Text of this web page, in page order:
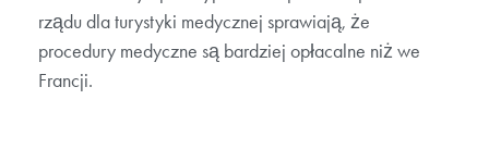
rządu dla turystyki medycznej sprawiają, że
procedury medyczne są bardziej opłacalne niż we
Francji.